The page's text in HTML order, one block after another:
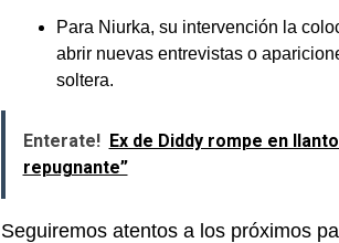
Para Niurka, su intervención la
abrir nuevas entrevistas o
soltera.
Enterate! Ex de Diddy rompe en
repugnante”
Seguiremos atentos a los próximos